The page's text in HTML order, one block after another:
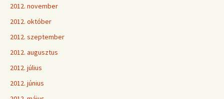
2012. november
2012. október
2012. szeptember
2012. augusztus
2012. július
2012. június